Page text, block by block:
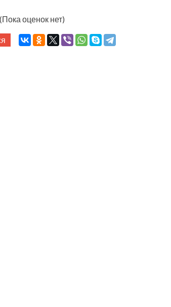
(Пока оценок нет)